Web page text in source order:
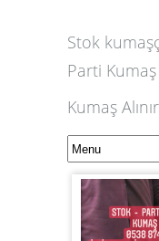
Stok
Parti
Kumaş Alınır